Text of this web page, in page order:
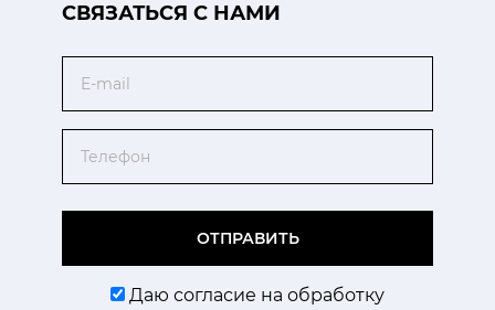
CВЯЗАТЬСЯ С НАМИ
ОТПРАВИТЬ
Даю согласие на обработку